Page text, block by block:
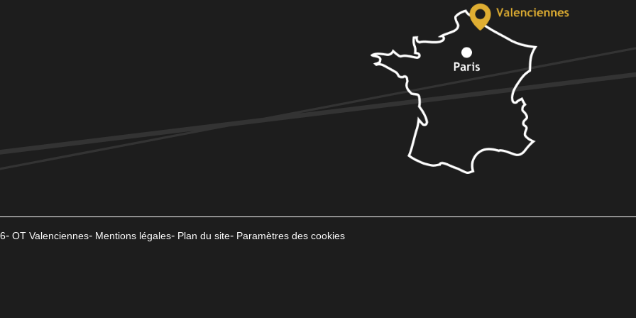
OT Valenciennes Mentions légales Plan du site Paramètres des cookies